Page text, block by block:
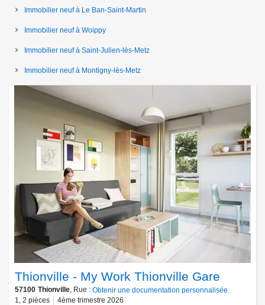
Immobilier neuf à Le Ban-Saint-Martin
Immobilier neuf à Woippy
Immobilier neuf à Saint-Julien-lès-Metz
Immobilier neuf à Montigny-lès-Metz
Thionville - My Work Thionville Gare
57100 Thionville, Rue : Obtenir une documentation personnalisée
1, 2 pièces 4ème trimestre 2026